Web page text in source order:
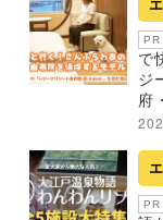
PR
で
ジ
府
PR